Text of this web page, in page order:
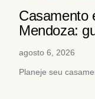
Casamento
Mendoza:
agosto 6, 2026
Planeje seu